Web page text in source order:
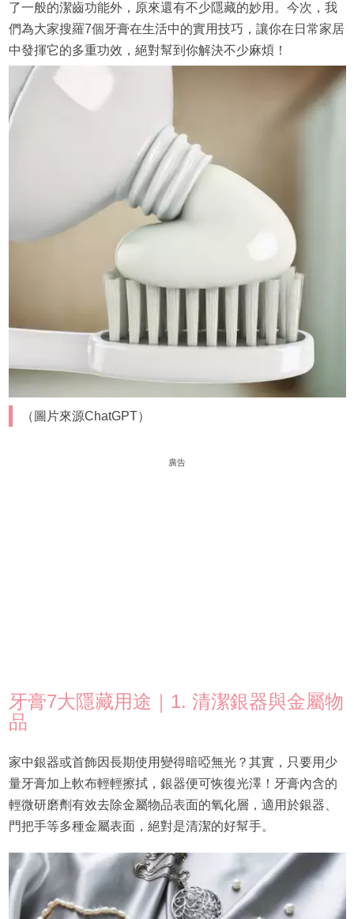
了一般的潔齒功能外，原來還有不少隱藏的妙用。今次，我
們為大家搜羅7個牙膏在生活中的實用技巧，讓你在日常家居
中發揮它的多重功效，絕對幫到你解決不少麻煩！
（圖片來源ChatGPT）
廣告
牙膏7大隱藏用途｜1. 清潔銀器與金屬物
品
家中銀器或首飾因長期使用變得暗啞無光？其實，只要用少
量牙膏加上軟布輕輕擦拭，銀器便可恢復光澤！牙膏內含的
輕微研磨劑有效去除金屬物品表面的氧化層，適用於銀器、
門把手等多種金屬表面，絕對是清潔的好幫手。